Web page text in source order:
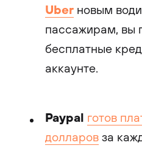
Uber новым
пассажирам, вы
бесплатные
аккаунте.
Paypal готов
долларов за